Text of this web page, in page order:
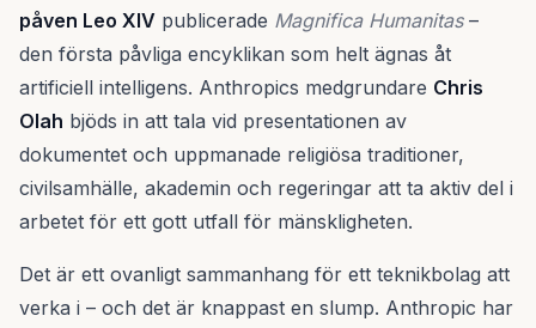
påven Leo XIV publicerade Magnifica Humanitas–
den första påvliga encyklikan som helt ägnas åt
artificiell intelligens. Anthropics medgrundare Chris
Olah bjöds in att tala vid presentationen av
dokumentet och uppmanade religiösa traditioner,
civilsamhälle, akademin och regeringar att ta aktiv del i
arbetet för ett gott utfall för mänskligheten.
Det är ett ovanligt sammanhang för ett teknikbolag att
verka i – och det är knappast en slump. Anthropic har